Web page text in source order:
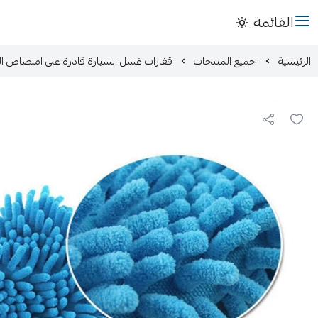
القائمة
الرئيسية جميع المنتجات قفازات غسل السيارة قادرة على امتصاص